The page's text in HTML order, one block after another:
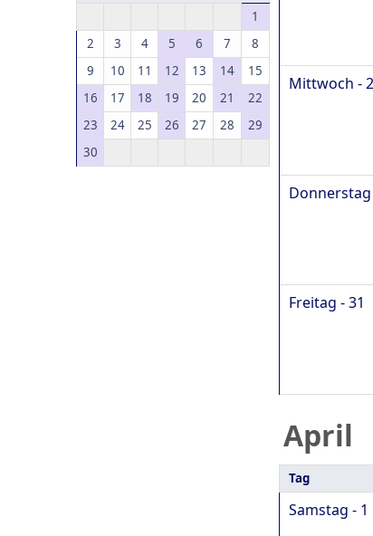
1
2
3 4 5 6 7
8
9
10 11 12 13 14
15
16
17 18 19 20 21
22
23
24 25 26 27 28
29
30
Mittwoch -
Donnerstag
Freitag - 31
April
Tag
Samstag - 1